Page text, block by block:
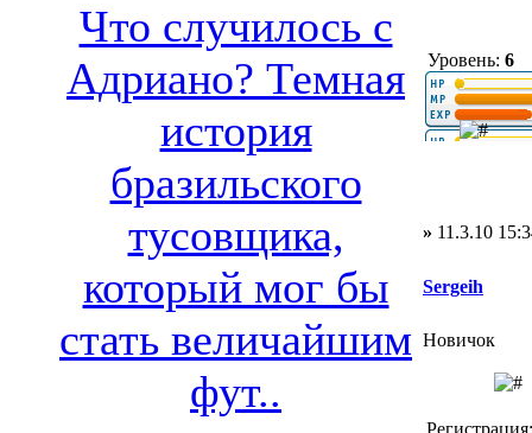
Что случилось с
Адриано? Темная
история
бразильского
тусовщика,
который мог бы
стать величайшим
фут..
Уровень: 6
» 11.3.10
Sergeih
Новичок
Регистрация: